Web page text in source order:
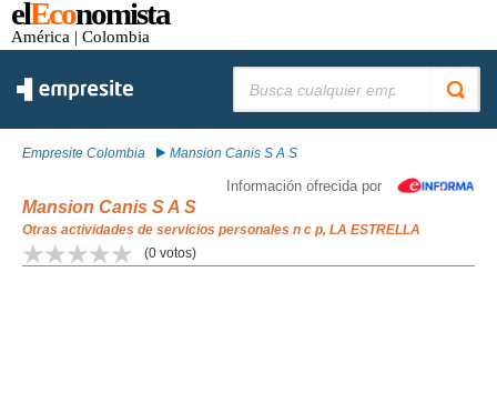
elEconomista
América | Colombia
Empresite Colombia Mansion Canis S A S
Información ofrecida por
Mansion Canis S A S
Otras actividades de servicios personales n c p, LA ESTRELLA
(0 votos)